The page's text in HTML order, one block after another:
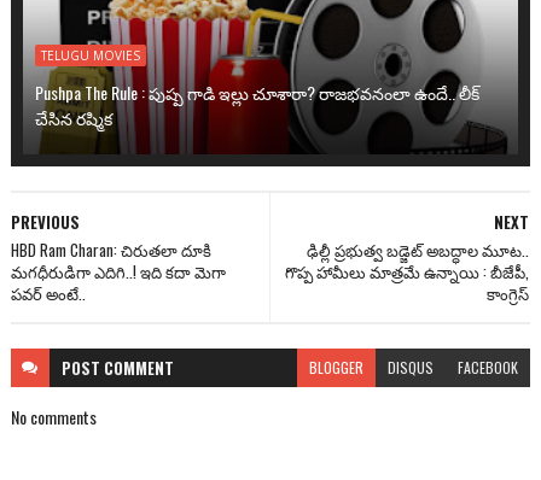
TELUGU MOVIES
Pushpa The Rule : పుష్ప గాడి ఇల్లు చూశారా? రాజభవనంలా ఉందే.. లీక్
చేసిన రష్మిక
NEXT
ఢిల్లీ ప్రభుత్వ బడ్జెట్‌ అబద్ధాల మూట..
గొప్ప హామీలు మాత్రమే ఉన్నాయి : బీజేపీ,
కాంగ్రెస్
PREVIOUS
HBD Ram Charan: చిరుతలా దూకి
మగధీరుడిగా ఎదిగి..! ఇది కదా మెగా
పవర్ అంటే..
POST COMMENT BLOGGER DISQUS FACEBOOK
No comments